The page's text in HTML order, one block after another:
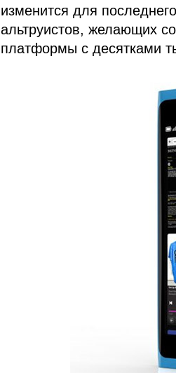
изменится для
альтруистов, желающих
платформы с десятками